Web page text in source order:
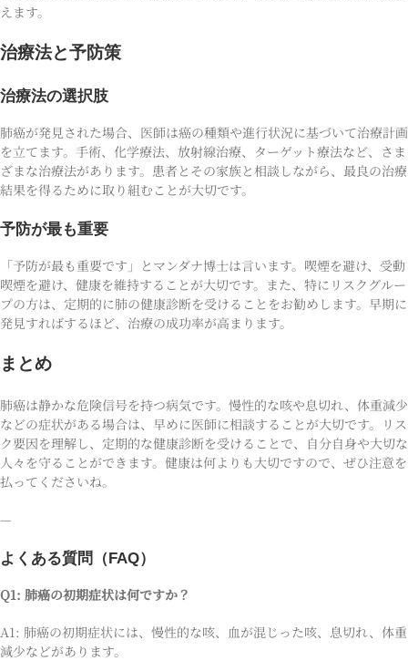
えます。
治療法と予防策
治療法の選択肢
肺癌が発見された場合、医師は癌の種類や進行状況に基づいて治療計画
を立てます。手術、化学療法、放射線治療、ターゲット療法など、さま
ざまな治療法があります。患者とその家族と相談しながら、最良の治療
結果を得るために取り組むことが大切です。
予防が最も重要
「予防が最も重要です」とマンダナ博士は言います。喫煙を避け、受動
喫煙を避け、健康を維持することが大切です。また、特にリスクグルー
プの方は、定期的に肺の健康診断を受けることをお勧めします。早期に
発見すればするほど、治療の成功率が高まります。
まとめ
肺癌は静かな危険信号を持つ病気です。慢性的な咳や息切れ、体重減少
などの症状がある場合は、早めに医師に相談することが大切です。リス
ク要因を理解し、定期的な健康診断を受けることで、自分自身や大切な
人々を守ることができます。健康は何よりも大切ですので、ぜひ注意を
払ってくださいね。
—
よくある質問（FAQ）
Q1: 肺癌の初期症状は何ですか？
A1: 肺癌の初期症状には、慢性的な咳、血が混じった咳、息切れ、体重
減少などがあります。